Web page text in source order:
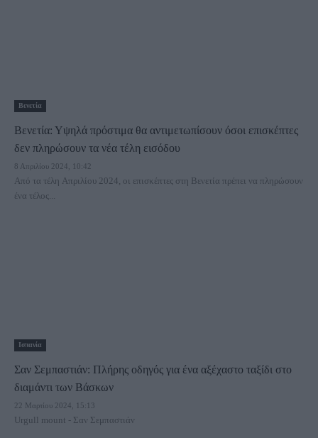
Βενετία
Βενετία: Υψηλά πρόστιμα θα αντιμετωπίσουν όσοι επισκέπτες
δεν πληρώσουν τα νέα τέλη εισόδου
8 Απριλίου 2024, 10:42
Από τα τέλη Απριλίου 2024, οι επισκέπτες στη Βενετία πρέπει να πληρώσουν
ένα τέλος...
Ισπανία
Σαν Σεμπαστιάν: Πλήρης οδηγός για ένα αξέχαστο ταξίδι στο
διαμάντι των Βάσκων
22 Μαρτίου 2024, 15:13
Urgull mount - Σαν Σεμπαστιάν